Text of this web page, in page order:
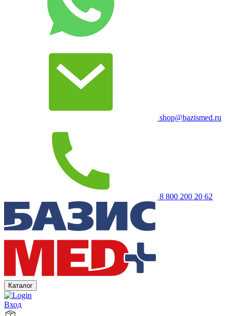
shop@bazismed.ru
8 800 200 20 62
Каталог
Вход